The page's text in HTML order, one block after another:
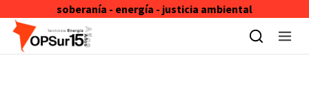
soberanía - energía - justicia ambiental
Skip to content